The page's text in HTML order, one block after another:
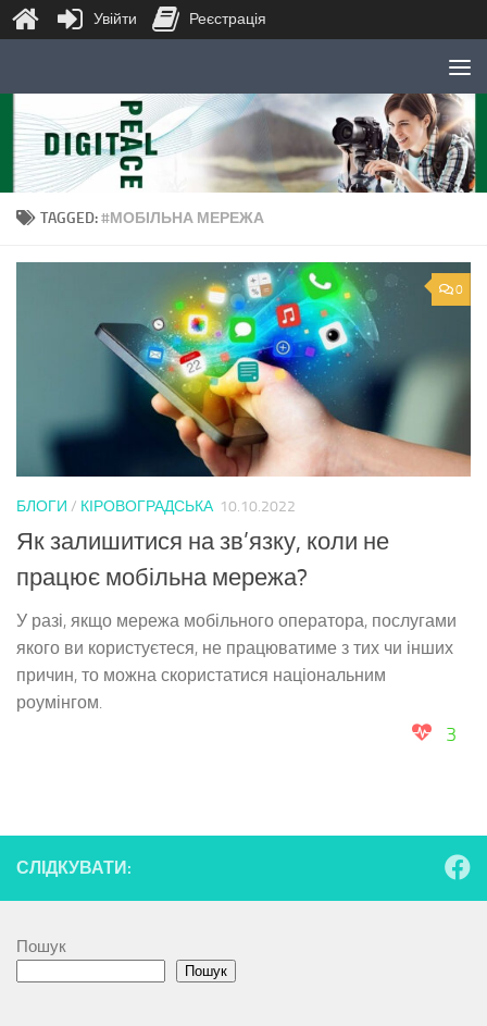
Skip to content
TAGGED:#МОБІЛЬНА МЕРЕЖА
0
БЛОГИ / КІРОВОГРАДСЬКА 10.10.2022
Як залишитися на зв’язку, коли не
працює мобільна мережа?
У разі, якщо мережа мобільного оператора, послугами
якого ви користуєтеся, не працюватиме з тих чи інших
причин, то можна скористатися національним
роумінгом.
3
СЛІДКУВАТИ:
Пошук
Пошук
Увійти Реєстрація